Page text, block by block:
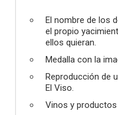
El nombre de los
el propio
ellos quieran.
Medalla con la
Reproducción de
El Viso.
Vinos y